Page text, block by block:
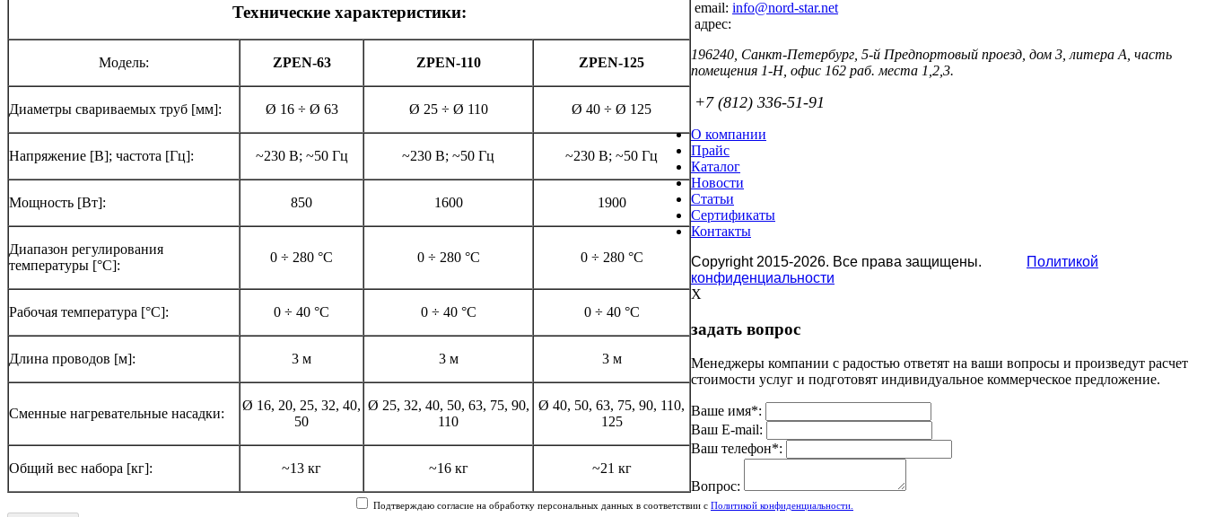
Технические характеристики:
Модель: ZPEN-63 ZPEN-110 ZPEN-125
Диаметры свариваемых труб [мм]: Ø 16 ÷ Ø 63 Ø 25 ÷ Ø 110 Ø 40 ÷ Ø 125
Напряжение [В]; частота [Гц]: ~230 В; ~50 Гц ~230 В; ~50 Гц ~230 В; ~50 Гц
Мощность [Вт]: 850 1600 1900
Диапазон регулирования
температуры [°C]:
0 ÷ 280 °C 0 ÷ 280 °C 0 ÷ 280 °C
Рабочая температура [°C]: 0 ÷ 40 °C 0 ÷ 40 °C 0 ÷ 40 °C
Длина проводов [м]: 3 м 3 м 3 м
Сменные нагревательные насадки:
Ø 16, 20, 25, 32, 40,
50
Ø 25, 32, 40, 50, 63, 75, 90,
110
Ø 40, 50, 63, 75, 90, 110,
125
Общий вес набора [кг]: ~13 кг ~16 кг ~21 кг
email: info@nord-star.net
адрес:
196240, Санкт-Петербург, 5-й Предпортовый проезд, дом 3, литера А, часть
помещения 1-Н, офис 162 раб. места 1,2,3.
+7 (812) 336-51-91
О компании
Прайс
Каталог
Новости
Статьи
Сертификаты
Контакты
Copyright 2015-2026. Все права защищены.
Политикой
конфиденциальности
X
задать вопрос
Менеджеры компании с радостью ответят на ваши вопросы и произведут расчет
стоимости услуг и подготовят индивидуальное коммерческое предложение.
Ваше имя*:
Ваш E-mail:
Ваш телефон*:
Вопрос:
Подтверждаю согласие на обработку персональных данных в соответствии с Политикой конфиденциальности.